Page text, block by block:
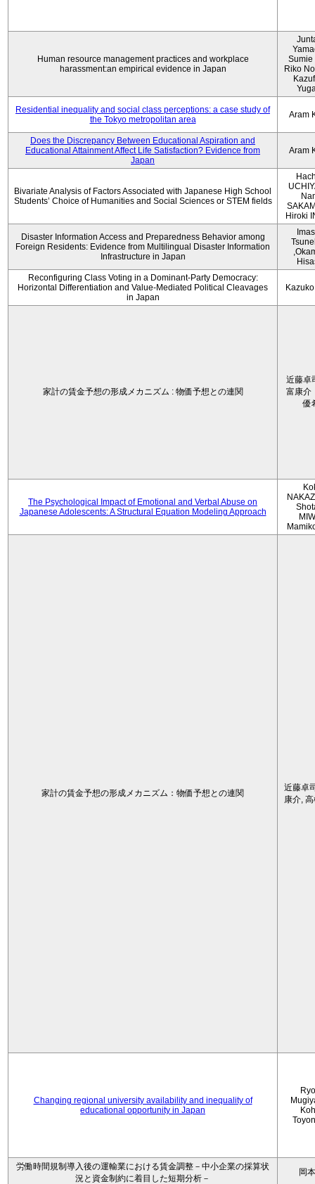
Human resource management practices and workplace
harassment:an empirical evidence in Japan
Sumie
Riko
Residential inequality and social class perceptions: a case study of
the Tokyo metropolitan area
Aram
Does the Discrepancy Between Educational Aspiration and
Educational Attainment Affect Life Satisfaction? Evidence from
Japan
Aram
Bivariate Analysis of Factors Associated with Japanese High School
Students’ Choice of Humanities and Social Sciences or STEM fields
Hiroki
Disaster Information Access and Preparedness Behavior among
Foreign Residents: Evidence from Multilingual Disaster Information
Infrastructure in Japan
Reconfiguring Class Voting in a Dominant-Party Democracy:
Horizontal Differentiation and Value-Mediated Political Cleavages
in Japan
家計の賃金予想の形成メカニズム : 物価予想との連関
近藤卓
富康介
優
The Psychological Impact of Emotional and Verbal Abuse on
Japanese Adolescents: A Structural Equation Modeling Approach
家計の賃金予想の形成メカニズム：物価予想との連関
近藤卓
康介,
Changing regional university availability and inequality of
educational opportunity in Japan
労働時間規制導入後の運輸業における賃金調整－中小企業の採算状
況と資金制約に着目した短期分析－
岡